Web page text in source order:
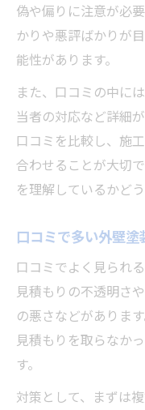
偽や偏りに注意が必
かりや悪評ばかりが
能性があります。
また、口コミの中に
当者の対応など詳細
口コミを比較し、施
合わせることが大切
を理解しているかど
口コミで多い外壁
口コミでよく見られ
見積もりの不透明さ
の悪さなどがありま
見積もりを取らなか
す。
対策として、まずは